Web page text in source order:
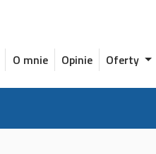
O mnie Opinie Oferty